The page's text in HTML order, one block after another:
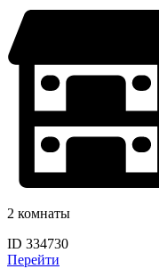
2 комнаты
ID 334730
Перейти